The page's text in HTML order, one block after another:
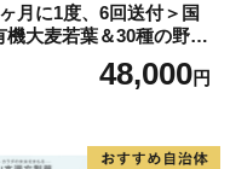
月に1度、6回送付＞国
機大麦若葉＆30種の野
山本漢方 定期便
48,000円